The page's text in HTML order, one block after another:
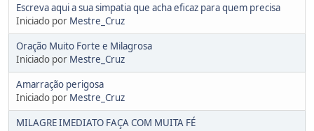
Escreva aqui a sua simpatia que acha eficaz para quem precisa
Iniciado por Mestre_Cruz
Oração Muito Forte e Milagrosa
Iniciado por Mestre_Cruz
Amarração perigosa
Iniciado por Mestre_Cruz
MILAGRE IMEDIATO FAÇA COM MUITA FÉ